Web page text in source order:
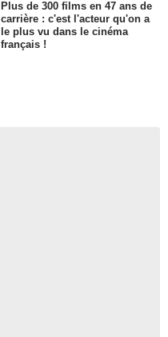
Plus de 300 films en 47 ans de
carrière : c'est l'acteur qu'on a
le plus vu dans le cinéma
français !